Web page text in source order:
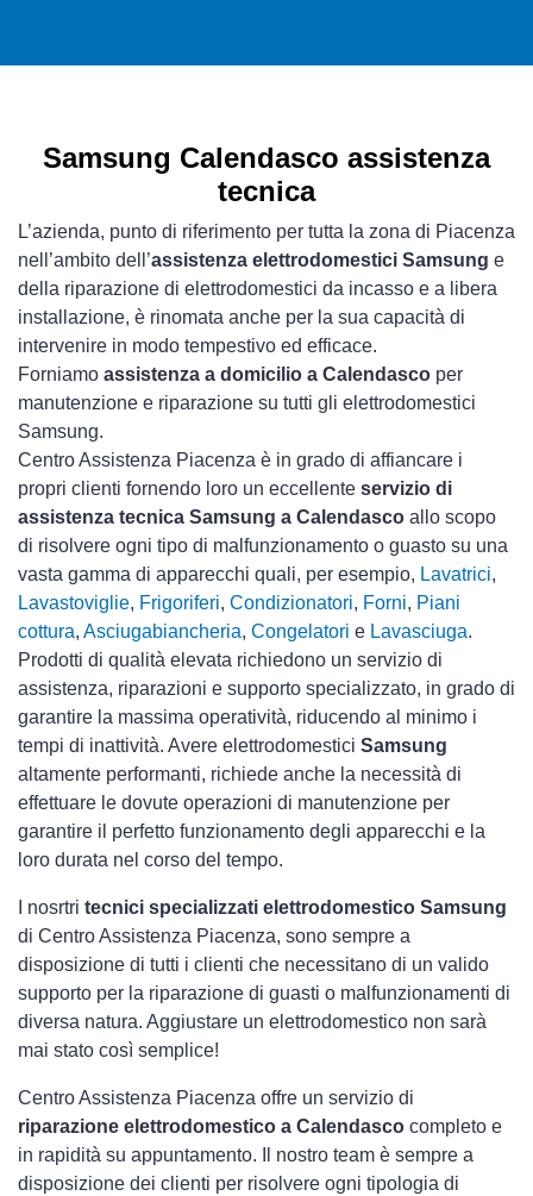
Samsung Calendasco assistenza
tecnica
L’azienda, punto di riferimento per tutta la zona di Piacenza
nell’ambito dell’assistenza elettrodomestici Samsung e
della riparazione di elettrodomestici da incasso e a libera
installazione, è rinomata anche per la sua capacità di
intervenire in modo tempestivo ed efficace.
Forniamo assistenza a domicilio a Calendasco per
manutenzione e riparazione su tutti gli elettrodomestici
Samsung.
Centro Assistenza Piacenza è in grado di affiancare i
propri clienti fornendo loro un eccellente servizio di
assistenza tecnica Samsung a Calendasco allo scopo
di risolvere ogni tipo di malfunzionamento o guasto su una
vasta gamma di apparecchi quali, per esempio, Lavatrici,
Lavastoviglie, Frigoriferi, Condizionatori, Forni, Piani
cottura, Asciugabiancheria, Congelatori e Lavasciuga.
Prodotti di qualità elevata richiedono un servizio di
assistenza, riparazioni e supporto specializzato, in grado di
garantire la massima operatività, riducendo al minimo i
tempi di inattività. Avere elettrodomestici Samsung
altamente performanti, richiede anche la necessità di
effettuare le dovute operazioni di manutenzione per
garantire il perfetto funzionamento degli apparecchi e la
loro durata nel corso del tempo.
I nosrtri tecnici specializzati elettrodomestico Samsung
di Centro Assistenza Piacenza, sono sempre a
disposizione di tutti i clienti che necessitano di un valido
supporto per la riparazione di guasti o malfunzionamenti di
diversa natura. Aggiustare un elettrodomestico non sarà
mai stato così semplice!
Centro Assistenza Piacenza offre un servizio di
riparazione elettrodomestico a Calendasco completo e
in rapidità su appuntamento. Il nostro team è sempre a
disposizione dei clienti per risolvere ogni tipologia di